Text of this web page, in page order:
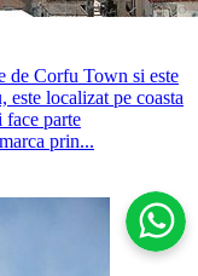
de Corfu Town si este
localizat pe coasta
face parte
prin...